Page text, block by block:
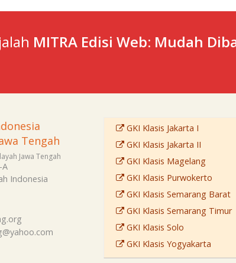
MITRA Edisi Web: Mudah
Tengah
Jawa Tengah
A
Indonesia
GKI Klasis Jakarta I
GKI Klasis Jakarta II
GKI Klasis Magelang
GKI Klasis Purwokerto
GKI Klasis Semarang Barat
GKI Klasis Semarang Timur
GKI Klasis Solo
GKI Klasis Yogyakarta